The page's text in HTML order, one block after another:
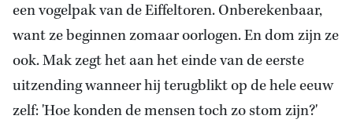
een vogelpak van de Eiffeltoren. Onberekenbaar,
want ze beginnen zomaar oorlogen. En dom zijn ze
ook. Mak zegt het aan het einde van de eerste
uitzending wanneer hij terugblikt op de hele eeuw
zelf: 'Hoe konden de mensen toch zo stom zijn?'